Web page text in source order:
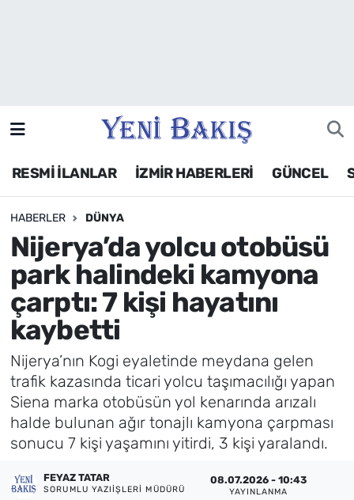
RESMİ İLANLAR İZMİR HABERLERİ GÜNCEL
HABERLER DÜNYA
Nijerya’da yolcu otobüsü
park halindeki kamyona
çarptı: 7 kişi hayatını
kaybetti
Nijerya’nın Kogi eyaletinde meydana gelen
trafik kazasında ticari yolcu taşımacılığı yapan
Siena marka otobüsün yol kenarında arızalı
halde bulunan ağır tonajlı kamyona çarpması
sonucu 7 kişi yaşamını yitirdi, 3 kişi yaralandı.
FEYAZ TATAR
SORUMLU YAZIIŞLERI MÜDÜRÜ
08.07.2026 - 10:43
YAYINLANMA
Siyaset
Asayiş / Polis-Adliye
Spor
Magazin
Foto Galeri
Künye
İletişim